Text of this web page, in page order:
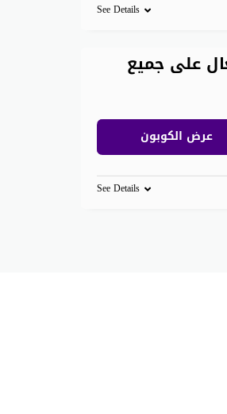
See Details
إضافي شغال على جميع
عرض الكوبون
See Details